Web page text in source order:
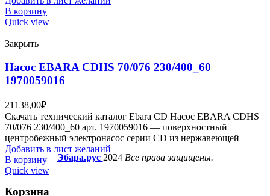
В корзину
Quick view
Закрыть
Насос EBARA CDHS 70/076 230/400_60
1970059016
21138,00₽
Скачать технический каталог Ebara CD Насос EBARA CDHS
70/076 230/400_60 арт. 1970059016 — поверхностный
центробежный электронасос серии CD из нержавеющей
Добавить в лист желаний
В корзину
Quick view
Эбара.рус 2024Все права защищены.
Корзина